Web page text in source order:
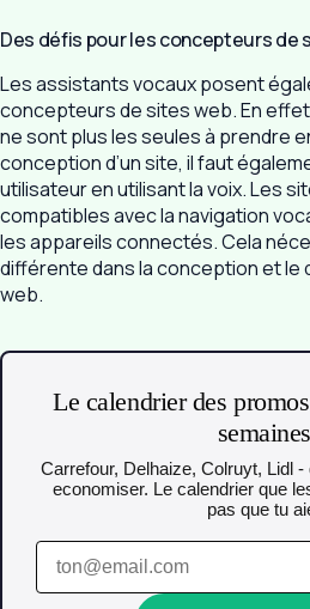
Des défis pour les concepteurs de
Les assistants vocaux posent
concepteurs de sites web. En
ne sont plus les seules à prendre
conception d’un site, il faut
utilisateur en utilisant la voix. Les
compatibles avec la navigation
les appareils connectés. Cela
différente dans la conception et le
web.
Le calendrier des
Carrefour, Delhaize, Colruyt, Lidl
economiser. Le calendrier que
pas que tu